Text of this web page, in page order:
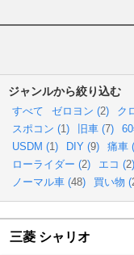
ジャンルから絞り込む
すべて ゼロヨン (2) ク
スポコン (1) 旧車 (7)
USDM (1) DIY (9) 痛車 (
ローライダー (2) エコ (2)
ノーマル車 (48) 買い物 (
三菱 シャリオ